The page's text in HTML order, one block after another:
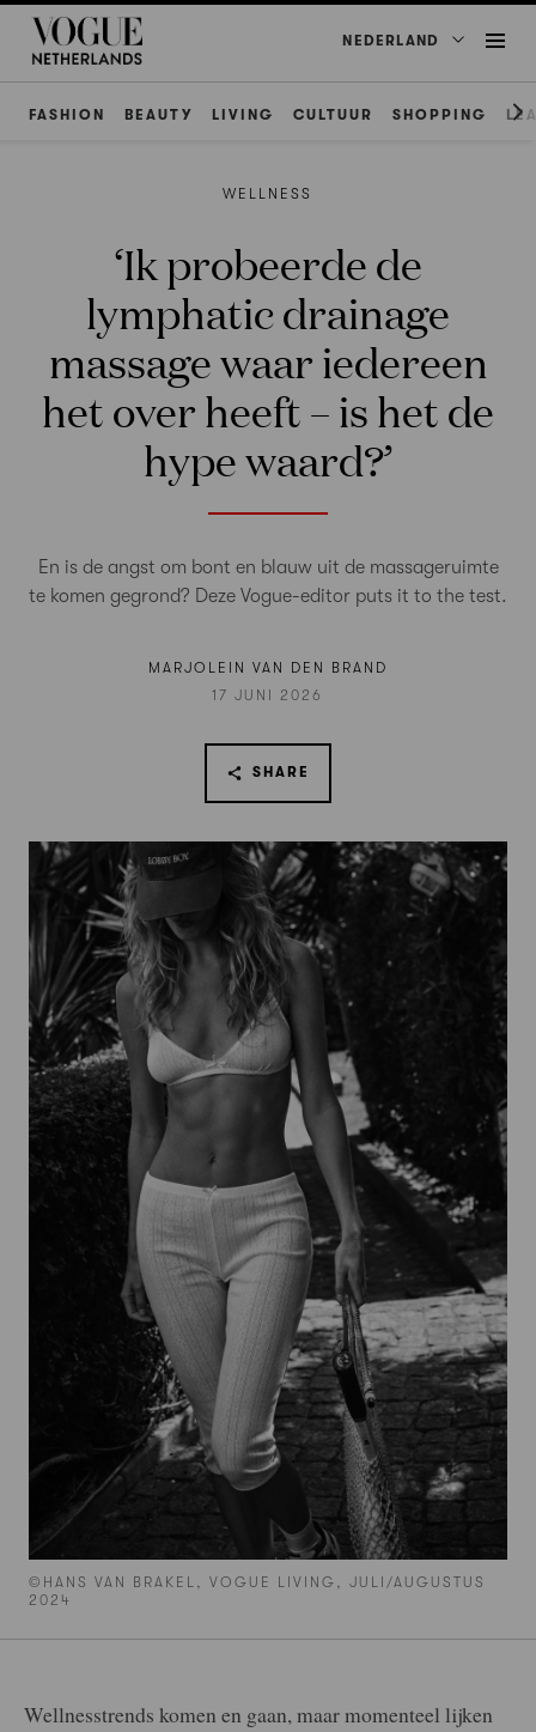
NEDERLAND
FASHION BEAUTY LIVING CULTUUR SHOPPING
©HANS VAN BRAKEL, VOGUE LIVING, JULI/AUGUSTUS
2024
WELLNESS
‘Ik probeerde de
lymphatic drainage
massage waar iedereen
het over heeft – is het de
hype waard?’
En is de angst om bont en blauw uit de massageruimte
te komen gegrond? Deze Vogue-editor puts it to the test.
MARJOLEIN VAN DEN BRAND
17 JUNI 2026
SHARE
Wellnesstrends komen en gaan, maar momenteel lijken